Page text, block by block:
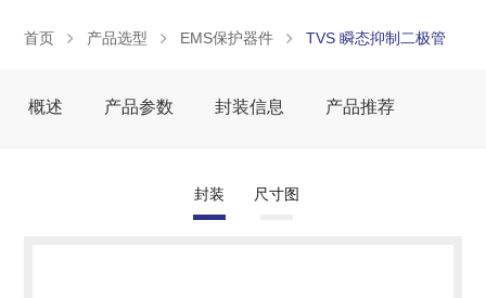
首页 产品选型 EMS保护器件 TVS 瞬态抑制二极管
概述 产品参数 封装信息 产品推荐
封装 尺寸图